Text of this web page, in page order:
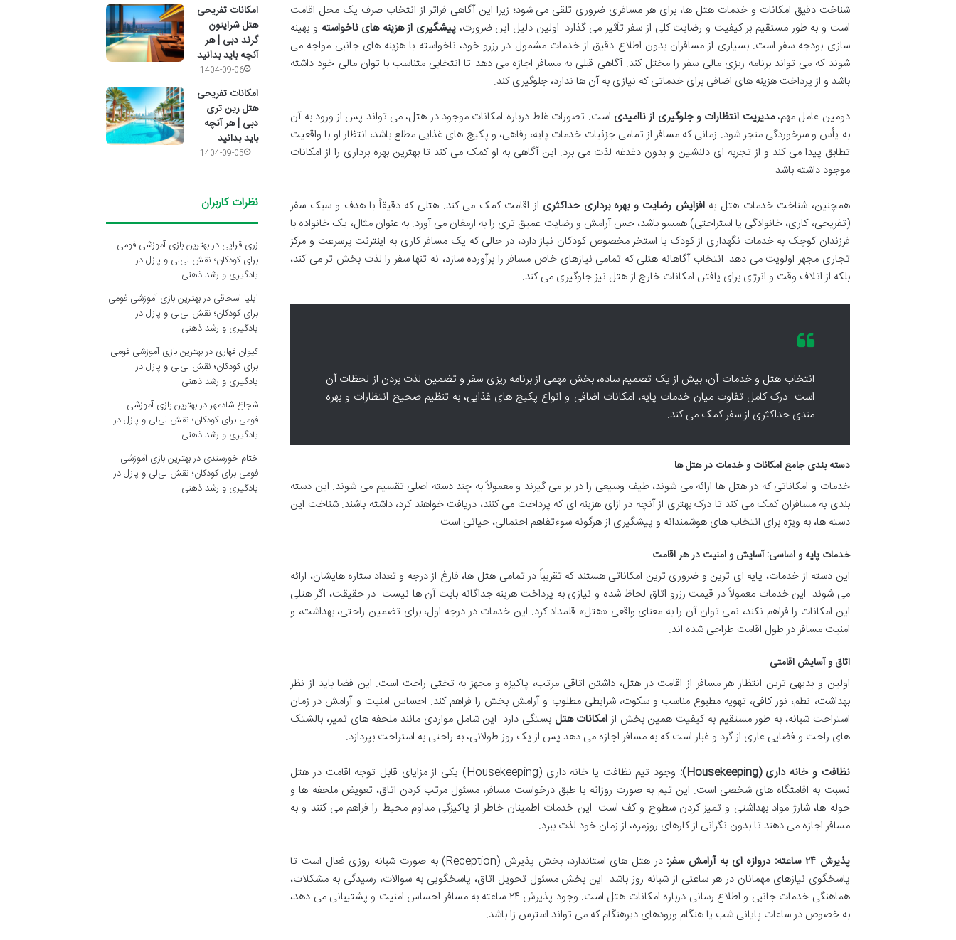
شناخت دقیق امکانات و خدمات هتل ها، برای هر مسافری ضروری تلقی می شود؛ زیرا این آگاهی فراتر از انتخاب صرف یک محل اقامت
است و به طور مستقیم بر کیفیت و رضایت کلی از سفر تأثیر می گذارد. اولین دلیل این ضرورت، پیشگیری از هزینه های ناخواسته و بهینه
سازی بودجه سفر است. بسیاری از مسافران بدون اطلاع دقیق از خدمات مشمول در رزرو خود، ناخواسته با هزینه های جانبی مواجه می
شوند که می تواند برنامه ریزی مالی سفر را مختل کند. آگاهی قبلی به مسافر اجازه می دهد تا انتخابی متناسب با توان مالی خود داشته
باشد و از پرداخت هزینه های اضافی برای خدماتی که نیازی به آن ها ندارد، جلوگیری کند.
دومین عامل مهم،مدیریت انتظارات و جلوگیری از ناامیدی است. تصورات غلط درباره امکانات موجود در هتل، می تواند پس از ورود به آن
به یأس و سرخوردگی منجر شود. زمانی که مسافر از تمامی جزئیات خدمات پایه، رفاهی، و پکیج های غذایی مطلع باشد، انتظار او با واقعیت
تطابق پیدا می کند و از تجربه ای دلنشین و بدون دغدغه لذت می برد. این آگاهی به او کمک می کند تا بهترین بهره برداری را از امکانات
موجود داشته باشد.
همچنین، شناخت خدمات هتل بهافزایش رضایت و بهره برداری حداکثری از اقامت کمک می کند. هتلی که دقیقاً با هدف و سبک سفر
(تفریحی، کاری، خانوادگی یا استراحتی) همسو باشد، حس آرامش و رضایت عمیق تری را به ارمغان می آورد. به عنوان مثال، یک خانواده با
فرزندان کوچک به خدمات نگهداری از کودک یا استخر مخصوص کودکان نیاز دارد، در حالی که یک مسافر کاری به اینترنت پرسرعت و مرکز
تجاری مجهز اولویت می دهد. انتخاب آگاهانه هتلی که تمامی نیازهای خاص مسافر را برآورده سازد، نه تنها سفر را لذت بخش تر می کند،
بلکه از اتلاف وقت و انرژی برای یافتن امکانات خارج از هتل نیز جلوگیری می کند.
انتخاب هتل و خدمات آن، بیش از یک تصمیم ساده، بخش مهمی از برنامه ریزی سفر و تضمین لذت بردن از لحظات آن
است. درک کامل تفاوت میان خدمات پایه، امکانات اضافی و انواع پکیج های غذایی، به تنظیم صحیح انتظارات و بهره
مندی حداکثری از سفر کمک می کند.
دسته بندی جامع امکانات و خدمات در هتل ها
خدمات و امکاناتی که در هتل ها ارائه می شوند، طیف وسیعی را در بر می گیرند و معمولاً به چند دسته اصلی تقسیم می شوند. این دسته
بندی به مسافران کمک می کند تا درک بهتری از آنچه در ازای هزینه ای که پرداخت می کنند، دریافت خواهند کرد، داشته باشند. شناخت این
دسته ها، به ویژه برای انتخاب های هوشمندانه و پیشگیری از هرگونه سوءتفاهم احتمالی، حیاتی است.
خدمات پایه و اساسی: آسایش و امنیت در هر اقامت
این دسته از خدمات، پایه ای ترین و ضروری ترین امکاناتی هستند که تقریباً در تمامی هتل ها، فارغ از درجه و تعداد ستاره هایشان، ارائه
می شوند. این خدمات معمولاً در قیمت رزرو اتاق لحاظ شده و نیازی به پرداخت هزینه جداگانه بابت آن ها نیست. در حقیقت، اگر هتلی
این امکانات را فراهم نکند، نمی توان آن را به معنای واقعی «هتل» قلمداد کرد. این خدمات در درجه اول، برای تضمین راحتی، بهداشت، و
امنیت مسافر در طول اقامت طراحی شده اند.
اتاق و آسایش اقامتی
اولین و بدیهی ترین انتظار هر مسافر از اقامت در هتل، داشتن اتاقی مرتب، پاکیزه و مجهز به تختی راحت است. این فضا باید از نظر
بهداشت، نظم، نور کافی، تهویه مطبوع مناسب و سکوت، شرایطی مطلوب و آرامش بخش را فراهم کند. احساس امنیت و آرامش در زمان
استراحت شبانه، به طور مستقیم به کیفیت همین بخش از امکانات هتل بستگی دارد. این شامل مواردی مانند ملحفه های تمیز، بالشتک
های راحت و فضایی عاری از گرد و غبار است که به مسافر اجازه می دهد پس از یک روز طولانی، به راحتی به استراحت بپردازد.
نظافت و خانه داری (Housekeeping):
وجود تیم نظافت یا خانه داری (Housekeeping) یکی از مزایای قابل توجه اقامت در هتل
نسبت به اقامتگاه های شخصی است. این تیم به صورت روزانه یا طبق درخواست مسافر، مسئول مرتب کردن اتاق، تعویض ملحفه ها و
حوله ها، شارژ مواد بهداشتی و تمیز کردن سطوح و کف است. این خدمات اطمینان خاطر از پاکیزگی مداوم محیط را فراهم می کنند و به
مسافر اجازه می دهند تا بدون نگرانی از کارهای روزمره، از زمان خود لذت ببرد.
پذیرش ۲۴ ساعته: دروازه ای به آرامش سفر:
در هتل های استاندارد، بخش پذیرش (Reception) به صورت شبانه روزی فعال است تا
پاسخگوی نیازهای مهمانان در هر ساعتی از شبانه روز باشد. این بخش مسئول تحویل اتاق، پاسخگویی به سوالات، رسیدگی به مشکلات،
هماهنگی خدمات جانبی و اطلاع رسانی درباره امکانات هتل است. وجود پذیرش ۲۴ ساعته به مسافر احساس امنیت و پشتیبانی می دهد،
به خصوص در ساعات پایانی شب یا هنگام ورودهای دیرهنگام که می تواند استرس زا باشد.
امکانات تفریحی
هتل شرایتون
گرند دبی | هر
آنچه باید بدانید
1404-09-06
امکانات تفریحی
هتل رین تری
دبی | هر آنچه
باید بدانید
1404-09-05
نظرات کاربران
زری قرایی دربهترین بازی آموزشی فومی
برای کودکان؛ نقش لی‌لی و پازل در
یادگیری و رشد ذهنی
ایلیا اسحاقی دربهترین بازی آموزشی فومی
برای کودکان؛ نقش لی‌لی و پازل در
یادگیری و رشد ذهنی
کیوان قهاری دربهترین بازی آموزشی فومی
برای کودکان؛ نقش لی‌لی و پازل در
یادگیری و رشد ذهنی
شجاع شادمهردربهترین بازی آموزشی
فومی برای کودکان؛ نقش لی‌لی و پازل در
یادگیری و رشد ذهنی
ختام خورسندی دربهترین بازی آموزشی
فومی برای کودکان؛ نقش لی‌لی و پازل در
یادگیری و رشد ذهنی